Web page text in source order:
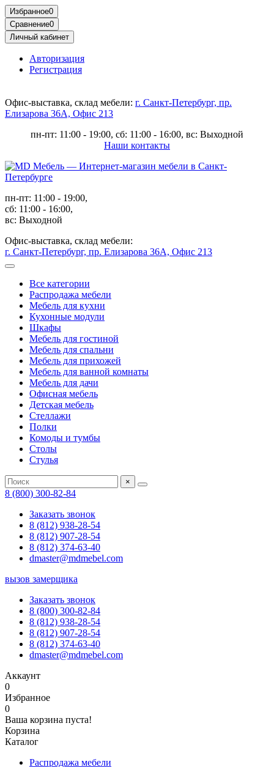
Избранное0
Сравнение0
Личный кабинет
Авторизация
Регистрация
Офис-выставка, склад мебели: г. Санкт-Петербург, пр.
Елизарова 36А, Офис 213
пн-пт: 11:00 - 19:00, сб: 11:00 - 16:00, вс: Выходной
Наши контакты
пн-пт: 11:00 - 19:00,
сб: 11:00 - 16:00,
вс: Выходной
Офис-выставка, склад мебели:
г. Санкт-Петербург, пр. Елизарова 36А, Офис 213
Все категории
Распродажа мебели
Мебель для кухни
Кухонные модули
Шкафы
Мебель для гостиной
Мебель для спальни
Мебель для прихожей
Мебель для ванной комнаты
Мебель для дачи
Офисная мебель
Детская мебель
Стеллажи
Полки
Комоды и тумбы
Столы
Стулья
×
8 (800) 300-82-84
Заказать звонок
8 (812) 938-28-54
8 (812) 907-28-54
8 (812) 374-63-40
dmaster@mdmebel.com
вызов замерщика
Заказать звонок
8 (800) 300-82-84
8 (812) 938-28-54
8 (812) 907-28-54
8 (812) 374-63-40
dmaster@mdmebel.com
Аккаунт
0
Избранное
0
Ваша корзина пуста!
Корзина
Каталог
Распродажа мебели